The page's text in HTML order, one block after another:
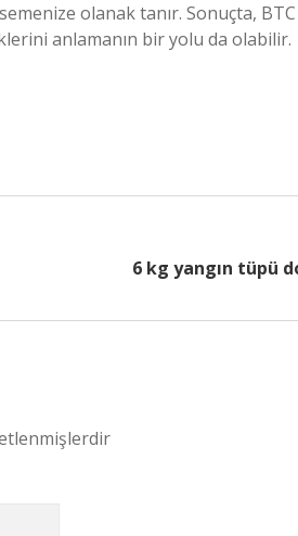
olanak tanır. Sonuçta, BTC
anlamanın bir yolu da olabilir.
6 kg yangın tüpü